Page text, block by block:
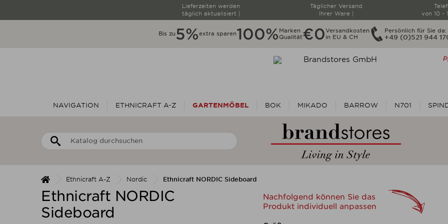
Lieferzeiten werden
täglich aktualisiert |
Täglicher Versand
Ihrer Ware |
von 10 -
Bis zu 5%extra sparen100% Marken
Qualität€0Versandkosten
in EU & CH
Persönlich für Sie da:
+49 (0)521 944
NAVIGATION ETHNICRAFT A-Z GARTENMÖBEL BOK MIKADO BARROW N701
Ethnicraft A-Z Nordic Ethnicraft NORDIC Sideboard
Ethnicraft NORDIC
Sideboard
Nachfolgend können Sie das
Produkt individuell anpassen